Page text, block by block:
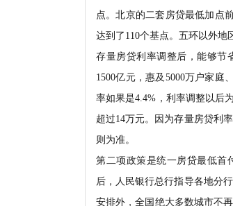
点。北京的二套房贷最低加点
达到了110个基点。五环以外地
存量房贷利率调整后，能够节
1500亿元，惠及5000万户家庭
率如果是4.4%，利率调整以后
超过14万元。因为存量房贷利
则为准。
第二项政策是统一房贷最低首
后，人民银行总行指导各地分
安排外，全国绝大多数城市不